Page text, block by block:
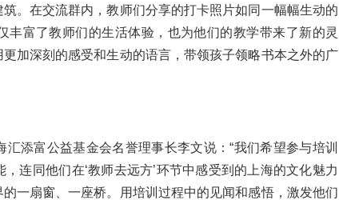
。在交流群内，教师们分享的打卡照片如同一幅幅生动的
富了教师们的生活体验，也为他们的教学带来了新的灵
加深刻的感受和生动的语言，带领孩子领略书本之外的广
添富公益基金会名誉理事长李文说：“我们希望参与培训
连同他们在‘教师去远方’环节中感受到的上海的文化魅力
一扇窗、一座桥。用培训过程中的见闻和感悟，激发他们